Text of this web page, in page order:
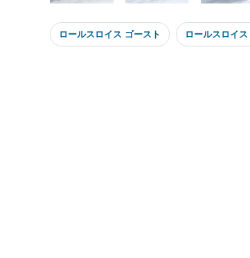
ロールスロイス ゴースト ロールスロイ